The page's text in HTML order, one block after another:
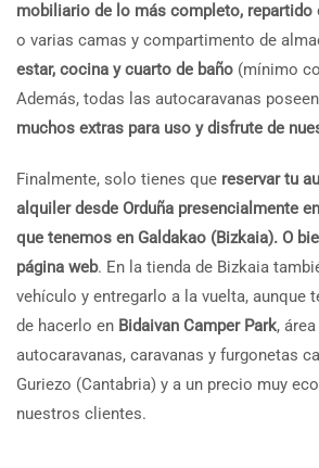
mobiliario de lo más completo,
o varias camas y compartimento de
estar, cocina y cuarto de baño (mínimo
Además, todas las autocaravanas poseen
muchos extras para uso y disfrute de
Finalmente, solo tienes que reservar tu
alquiler desde Orduña presencialmente
que tenemos en Galdakao (Bizkaia). O
página web. En la tienda de Bizkaia
vehículo y entregarlo a la vuelta, aunque
de hacerlo en Bidaivan Camper Park,
autocaravanas, caravanas y furgonetas
Guriezo (Cantabria) y a un precio muy
nuestros clientes.